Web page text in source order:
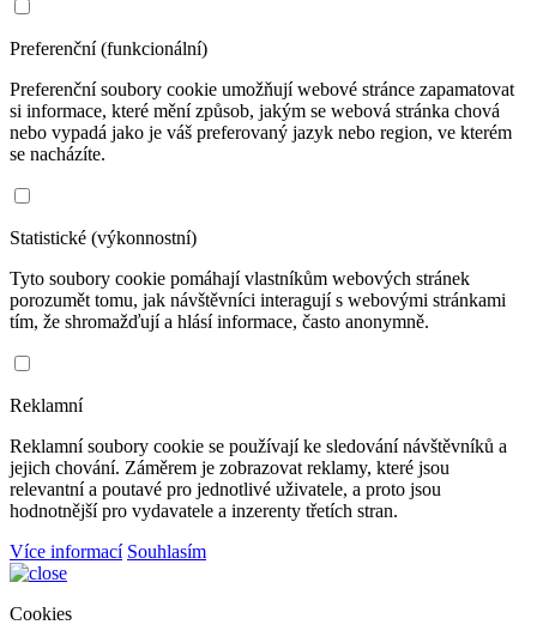
Preferenční (funkcionální)
Preferenční soubory cookie umožňují webové stránce zapamatovat
si informace, které mění způsob, jakým se webová stránka chová
nebo vypadá jako je váš preferovaný jazyk nebo region, ve kterém
se nacházíte.
Statistické (výkonnostní)
Tyto soubory cookie pomáhají vlastníkům webových stránek
porozumět tomu, jak návštěvníci interagují s webovými stránkami
tím, že shromažďují a hlásí informace, často anonymně.
Reklamní
Reklamní soubory cookie se používají ke sledování návštěvníků a
jejich chování. Záměrem je zobrazovat reklamy, které jsou
relevantní a poutavé pro jednotlivé uživatele, a proto jsou
hodnotnější pro vydavatele a inzerenty třetích stran.
Více informací Souhlasím
Cookies